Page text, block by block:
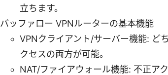
立ちます。
バッファロー VPNルーターの基本機能
VPNクライアント/サーバー機能: ど
クセスの両方が可能。
NAT/ファイアウォール機能: 不正ア